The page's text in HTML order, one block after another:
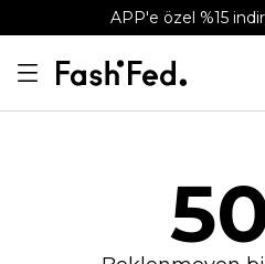
APP'e özel %15